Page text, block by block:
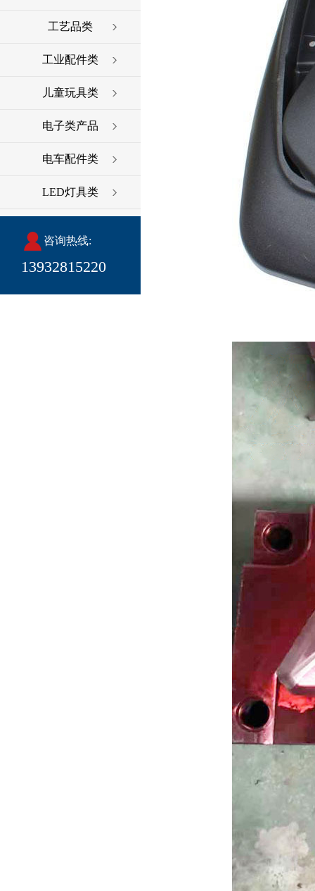
工艺品类
工业配件类
儿童玩具类
电子类产品
电车配件类
LED灯具类
咨询热线:
13932815220